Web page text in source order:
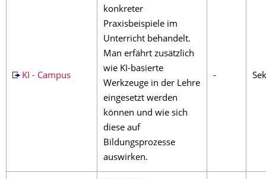
KI - Campus
konkreter
Praxisbeispiele im
Unterricht behandelt.
Man erfährt zusätzlich
wie KI-basierte
Werkzeuge in der Lehre
eingesetzt werden
können und wie sich
diese auf
Bildungsprozesse
auswirken.
-